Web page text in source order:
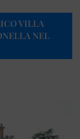
VILLA
NEL